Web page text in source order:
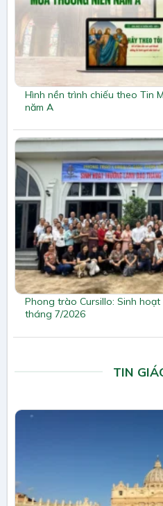
Hình nền trình chiếu theo Tin
năm A
Phong trào Cursillo: Sinh
tháng 7/2026
TIN